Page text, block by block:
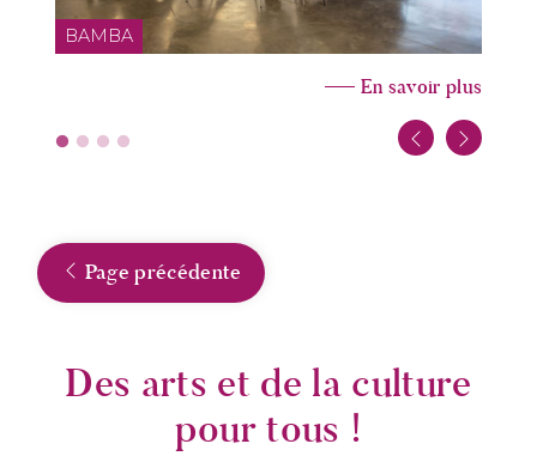
BAMBA
En savoir plus
Page précédente
Des arts et de la culture
pour tous !